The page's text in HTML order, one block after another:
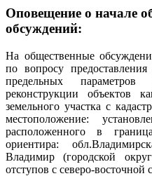
Оповещение о начале
обсуждений:
На общественные
по вопросу
предельных параметров
реконструкции объектов
земельного участка с
местоположение:
расположенного в
ориентира:
Владимир (городской
отступов с северо-восточной